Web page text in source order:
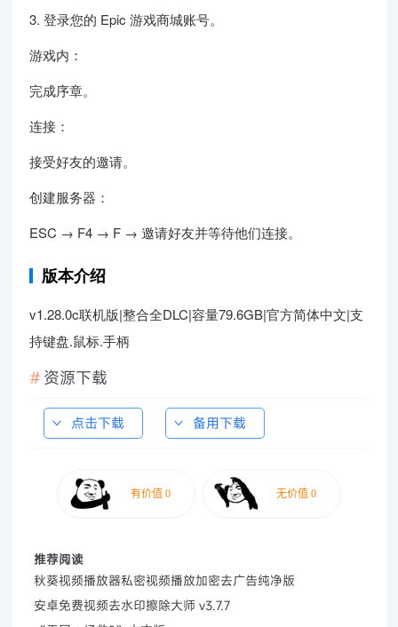
3. 登录您的 Epic 游戏商城账号。
游戏内：
完成序章。
连接：
接受好友的邀请。
创建服务器：
ESC → F4 → F → 邀请好友并等待他们连接。
版本介绍
v1.28.0c联机版|整合全DLC|容量79.6GB|官方简体中文|支
持键盘.鼠标.手柄
资源下载
点击下载 备用下载
推荐阅读
秋葵视频播放器私密视频播放加密去广告纯净版
安卓免费视频去水印擦除大师 v3.7.7